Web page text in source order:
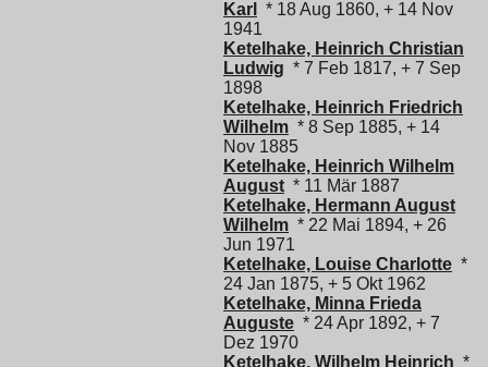
Karl
* 18 Aug 1860, + 14 Nov
1941
Ketelhake, Heinrich Christian
Ludwig * 7 Feb 1817, + 7 Sep
1898
Ketelhake, Heinrich Friedrich
Wilhelm * 8 Sep 1885, + 14
Nov 1885
Ketelhake, Heinrich Wilhelm
August * 11 Mär 1887
Ketelhake, Hermann August
Wilhelm * 22 Mai 1894, + 26
Jun 1971
Ketelhake, Louise Charlotte *
24 Jan 1875, + 5 Okt 1962
Ketelhake, Minna Frieda
Auguste * 24 Apr 1892, + 7
Dez 1970
Ketelhake, Wilhelm Heinrich *